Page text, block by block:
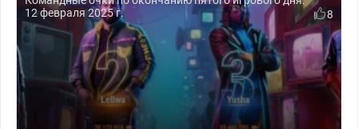
12 февраля 2025 г.
8